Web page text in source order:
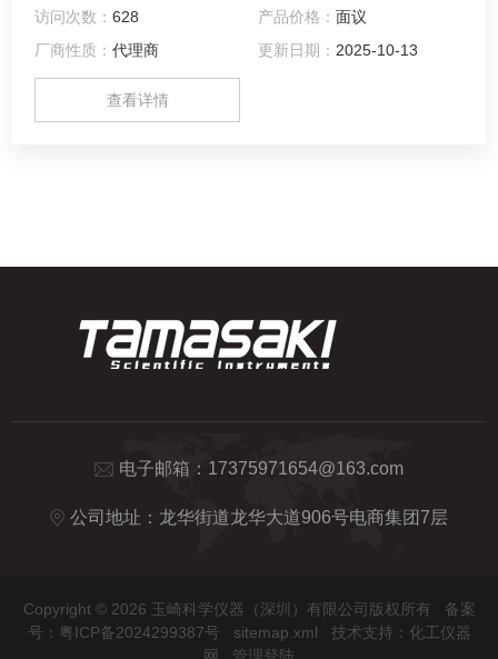
访问次数：628 产品价格： 面议
厂商性质：代理商 更新日期： 2025-10-13
查看详情
电子邮箱： 17375971654@163.com
公司地址：龙华街道龙华大道906号电商集团7层
Copyright © 2026 玉崎科学仪器（深圳）有限公司版权所有 备案
号：粤ICP备2024299387号
sitemap.xml 技术支持： 化工仪器
网
管理登陆